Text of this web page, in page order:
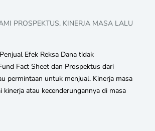
PROSPEKTUS. KINERJA MASA LALU
Efek Reksa Dana tidak
Fact Sheet dan Prospektus dari
permintaan untuk menjual. Kinerja masa
atau kecenderungannya di masa